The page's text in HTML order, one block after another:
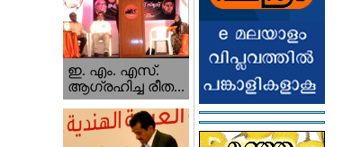
ഇ. എം. എസ്.
ആഗ്രഹിച്ച രീത...